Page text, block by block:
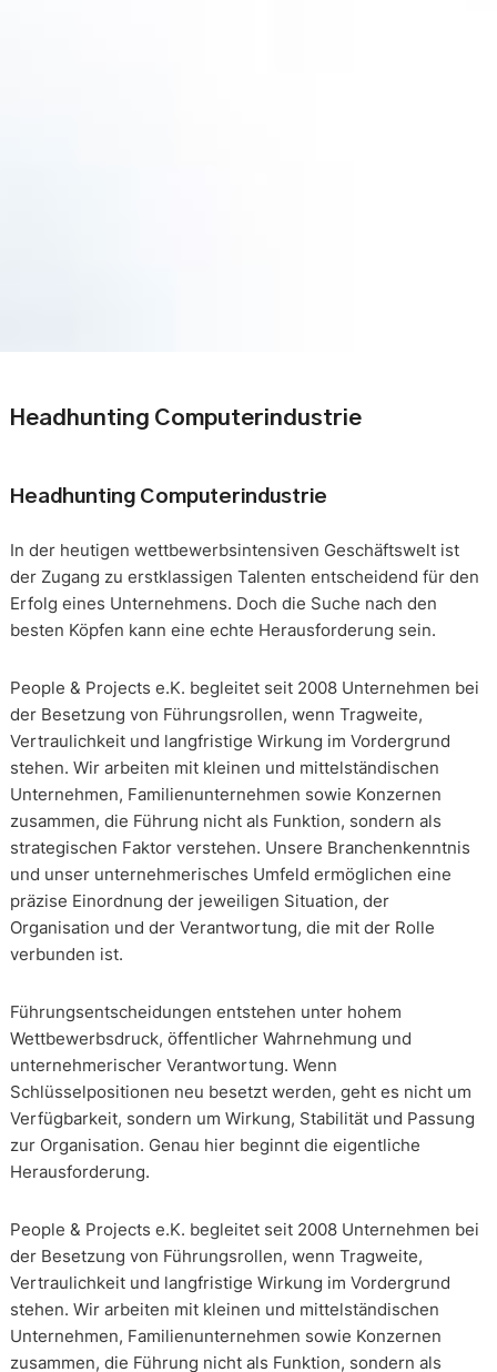
Headhunting Computerindustrie
Headhunting Computerindustrie
In der heutigen wettbewerbsintensiven Geschäftswelt ist
der Zugang zu erstklassigen Talenten entscheidend für den
Erfolg eines Unternehmens. Doch die Suche nach den
besten Köpfen kann eine echte Herausforderung sein.
People & Projects e.K. begleitet seit 2008 Unternehmen bei
der Besetzung von Führungsrollen, wenn Tragweite,
Vertraulichkeit und langfristige Wirkung im Vordergrund
stehen. Wir arbeiten mit kleinen und mittelständischen
Unternehmen, Familienunternehmen sowie Konzernen
zusammen, die Führung nicht als Funktion, sondern als
strategischen Faktor verstehen. Unsere Branchenkenntnis
und unser unternehmerisches Umfeld ermöglichen eine
präzise Einordnung der jeweiligen Situation, der
Organisation und der Verantwortung, die mit der Rolle
verbunden ist.
Führungsentscheidungen entstehen unter hohem
Wettbewerbsdruck, öffentlicher Wahrnehmung und
unternehmerischer Verantwortung. Wenn
Schlüsselpositionen neu besetzt werden, geht es nicht um
Verfügbarkeit, sondern um Wirkung, Stabilität und Passung
zur Organisation. Genau hier beginnt die eigentliche
Herausforderung.
People & Projects e.K. begleitet seit 2008 Unternehmen bei
der Besetzung von Führungsrollen, wenn Tragweite,
Vertraulichkeit und langfristige Wirkung im Vordergrund
stehen. Wir arbeiten mit kleinen und mittelständischen
Unternehmen, Familienunternehmen sowie Konzernen
zusammen, die Führung nicht als Funktion, sondern als